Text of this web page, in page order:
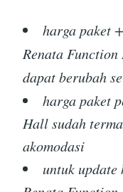
harga paket
Renata
dapat berubah
harga paket
Hall sudah
akomodasi
untuk